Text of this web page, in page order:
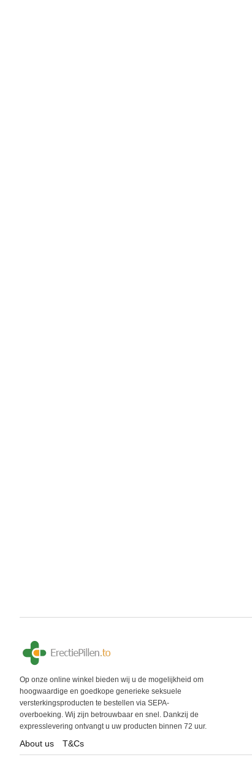
Op onze online winkel bieden wij u de mogelijkheid om
hoogwaardige en goedkope generieke seksuele
versterkingsproducten te bestellen via SEPA-
overboeking. Wij zijn betrouwbaar en snel. Dankzij de
expresslevering ontvangt u uw producten binnen 72 uur.
About us T&Cs